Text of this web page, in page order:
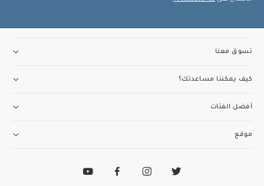
تسوق معنا
كيف يمكننا مساعدتك؟
أفضل الفئات
موقع